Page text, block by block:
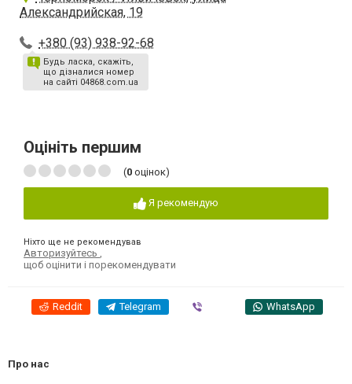
Александрийская, 19
+380 (93) 938-92-68
Будь ласка, скажіть,
що дізналися номер
на сайті 04868.com.ua
Оцініть першим
(0 оцінок)
Я рекомендую
Ніхто ще не рекомендував
Авторизуйтесь
щоб оцінити і порекомендувати
Reddit Telegram WhatsApp
Про нас